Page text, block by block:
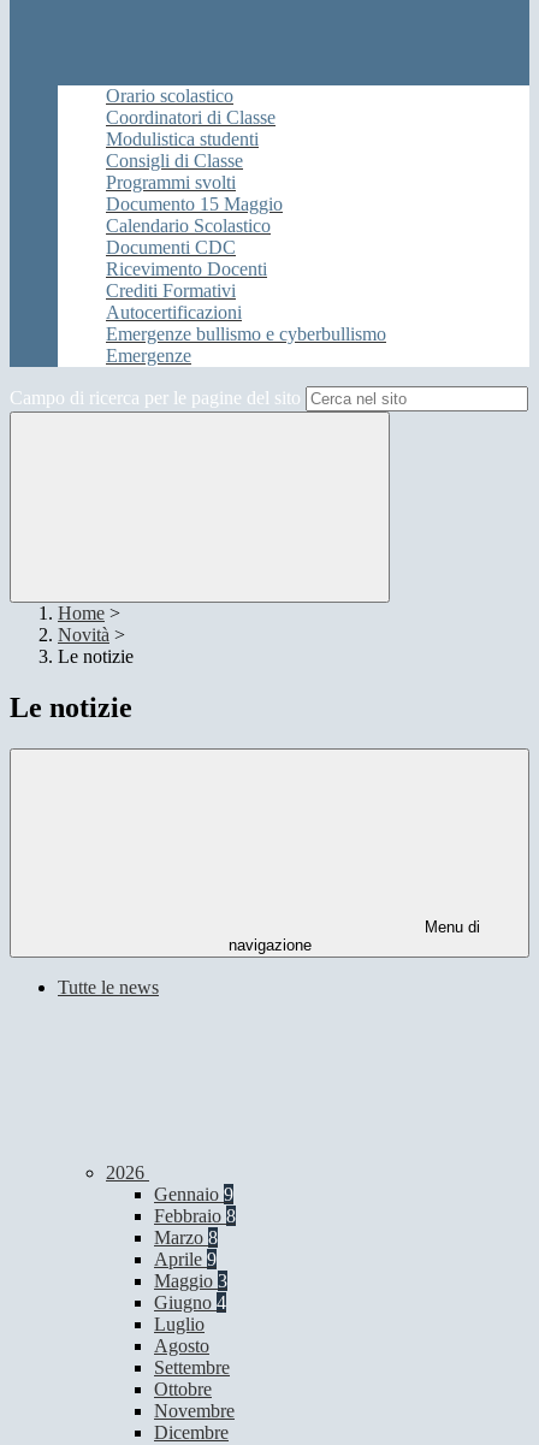
Orario scolastico
Coordinatori di Classe
Modulistica studenti
Consigli di Classe
Programmi svolti
Documento 15 Maggio
Calendario Scolastico
Documenti CDC
Ricevimento Docenti
Crediti Formativi
Autocertificazioni
Emergenze bullismo e cyberbullismo
Emergenze
Campo di ricerca per le pagine del sito
Home >
Novità >
Le notizie
Le notizie
Menu di
navigazione
Tutte le news
2026
Gennaio 9
Febbraio 8
Marzo 8
Aprile 9
Maggio 3
Giugno 4
Luglio
Agosto
Settembre
Ottobre
Novembre
Dicembre